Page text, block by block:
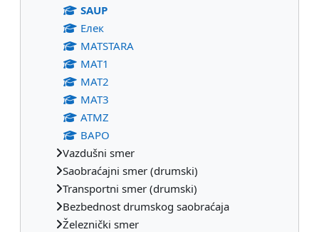
SAUP
Eлек
МАТSTARA
МАТ1
МАТ2
МАТ3
ATMZ
BAPO
Vazdušni smer
Saobraćajni smer (drumski)
Transportni smer (drumski)
Bezbednost drumskog saobraćaja
Železnički smer